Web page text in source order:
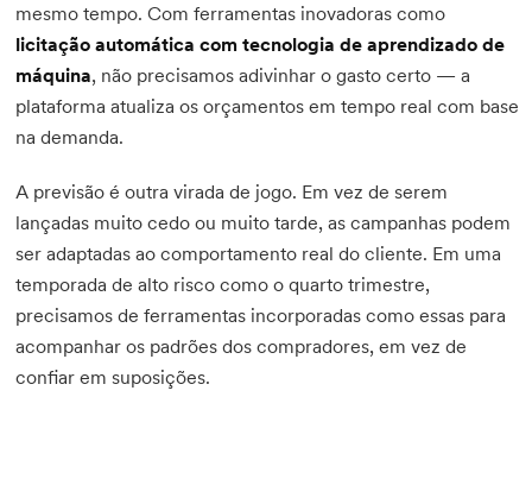
mesmo tempo. Com ferramentas inovadoras como
licitação automática com tecnologia de aprendizado de
máquina, não precisamos adivinhar o gasto certo — a
plataforma atualiza os orçamentos em tempo real com base
na demanda.
A previsão é outra virada de jogo. Em vez de serem
lançadas muito cedo ou muito tarde, as campanhas podem
ser adaptadas ao comportamento real do cliente. Em uma
temporada de alto risco como o quarto trimestre,
precisamos de ferramentas incorporadas como essas para
acompanhar os padrões dos compradores, em vez de
confiar em suposições.